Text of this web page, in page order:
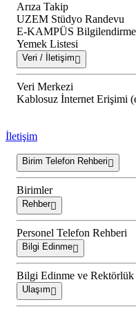
Arıza Takip
UZEM Stüdyo Randevu
E-KAMPÜS Bilgilendirme
Yemek Listesi
Veri / İletişim
Veri Merkezi
Kablosuz İnternet Erişimi
İletişim
Birim Telefon Rehberi
Birimler
Rehber
Personel Telefon Rehberi
Bilgi Edinme
Bilgi Edinme ve
Ulaşım